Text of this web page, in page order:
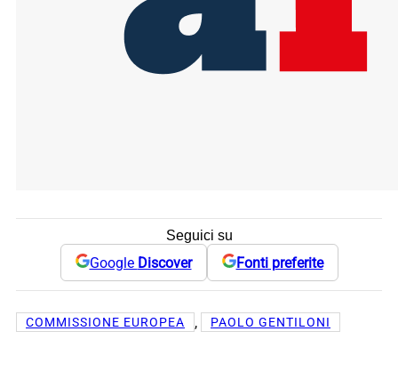
Seguici su
Google Discover Fonti preferite
COMMISSIONE EUROPEA , PAOLO GENTILONI